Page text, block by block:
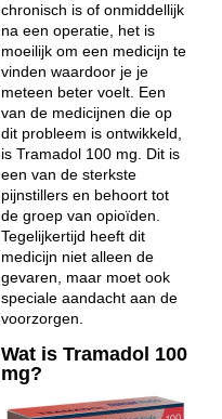
chronisch is of onmiddellijk
na een operatie, het is
moeilijk om een medicijn te
vinden waardoor je je
meteen beter voelt. Een
van de medicijnen die op
dit probleem is ontwikkeld,
is Tramadol 100 mg. Dit is
een van de sterkste
pijnstillers en behoort tot
de groep van opioïden.
Tegelijkertijd heeft dit
medicijn niet alleen de
gevaren, maar moet ook
speciale aandacht aan de
voorzorgen.
Wat is Tramadol 100
mg?